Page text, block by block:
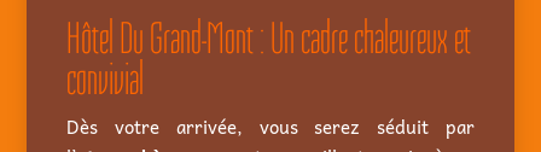
Hôtel Du Grand-Mont : Un cadre chaleureux et
convivial
Dès votre arrivée, vous serez séduit par